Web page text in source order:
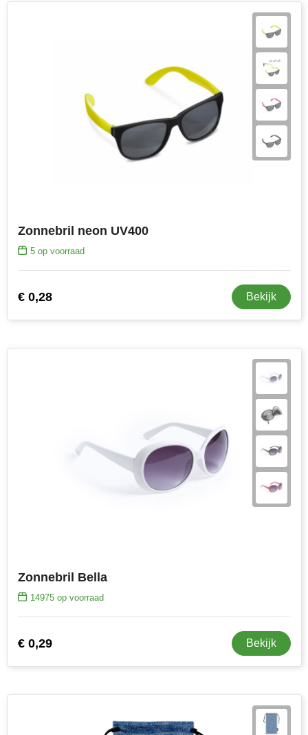
Zonnebril neon UV400
5op voorraad
€ 0,28 Bekijk
Zonnebril Bella
14975op voorraad
€ 0,29 Bekijk